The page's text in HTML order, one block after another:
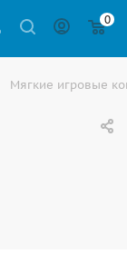
0
Мягкие игровые